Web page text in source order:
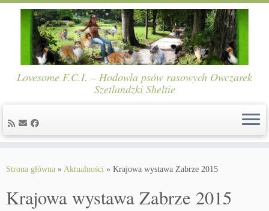
Lovesome F.C.I. – Hodowla psów rasowych Owczarek
Szetlandzki Sheltie
Strona główna » Aktualności » Krajowa wystawa Zabrze 2015
Krajowa wystawa Zabrze 2015